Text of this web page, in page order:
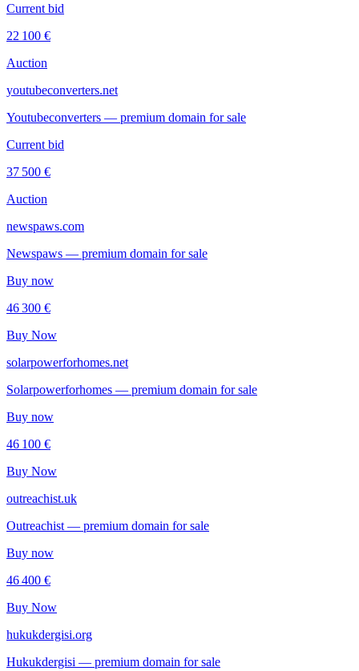
Current bid
22 100 €
Auction
youtubeconverters.net
Youtubeconverters — premium domain for sale
Current bid
37 500 €
Auction
newspaws.com
Newspaws — premium domain for sale
Buy now
46 300 €
Buy Now
solarpowerforhomes.net
Solarpowerforhomes — premium domain for sale
Buy now
46 100 €
Buy Now
outreachist.uk
Outreachist — premium domain for sale
Buy now
46 400 €
Buy Now
hukukdergisi.org
Hukukdergisi — premium domain for sale